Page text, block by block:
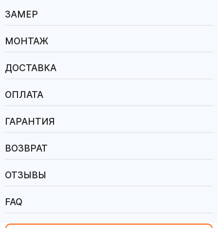
ЗАМЕР
МОНТАЖ
ДОСТАВКА
ОПЛАТА
ГАРАНТИЯ
ВОЗВРАТ
ОТЗЫВЫ
FAQ